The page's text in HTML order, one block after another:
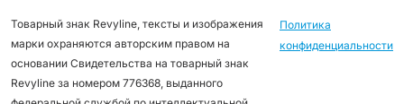
Товарный знак Revyline, тексты и изображения
марки охраняются авторским правом на
основании Свидетельства на товарный знак
Revyline за номером 776368, выданного
Политика
конфиденциальности